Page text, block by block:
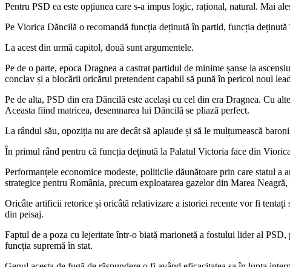
Pentru PSD ea este opțiunea care s-a impus logic, rațional, natural. Mai
Pe Viorica Dăncilă o recomandă funcția deținută în partid, funcția
La acest din urmă capitol, două sunt argumentele.
Pe de o parte, epoca Dragnea a castrat partidul de minime șanse la
conclav și a blocării oricărui pretendent capabil să pună în pericol noul
Pe de alta, PSD din era Dăncilă este același cu cel din era Dragnea. Cu
Aceasta fiind matricea, desemnarea lui Dăncilă se pliază perfect.
La rândul său, opoziția nu are decât să aplaude și să le mulțumească
În primul rând pentru că funcția deținută la Palatul Victoria face din
Performanțele economice modeste, politicile dăunătoare prin care statul
strategice pentru România, precum exploatarea gazelor din Marea
Oricâte artificii retorice și oricâtă relativizare a istoriei recente vor fi
din peisaj.
Faptul de a poza cu lejeritate într-o biată marionetă a fostului lider al
funcția supremă în stat.